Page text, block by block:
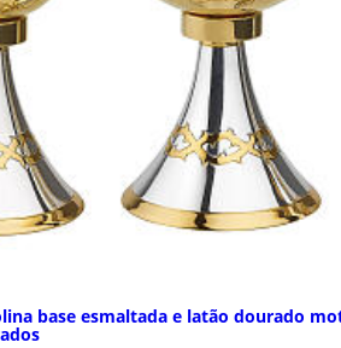
base esmaltada e latão dourado